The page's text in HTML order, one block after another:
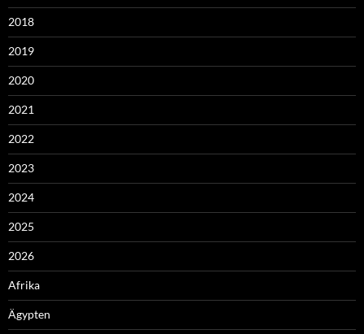
2018
2019
2020
2021
2022
2023
2024
2025
2026
Afrika
Ägypten